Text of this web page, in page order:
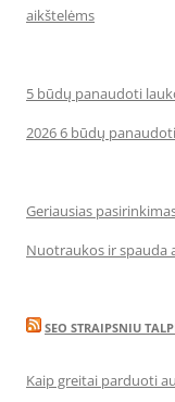
aikštelėms
5 būdų panaudoti
2026 6 būdų
Geriausias
Nuotraukos ir spauda
SEO STRAIPSNIU
Kaip greitai parduoti